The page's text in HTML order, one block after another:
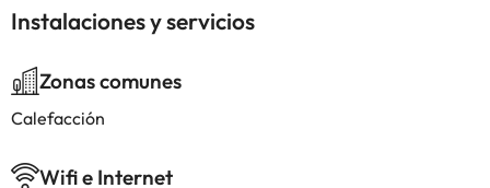
Instalaciones y servicios
Zonas comunes
Calefacción
Wifi e Internet